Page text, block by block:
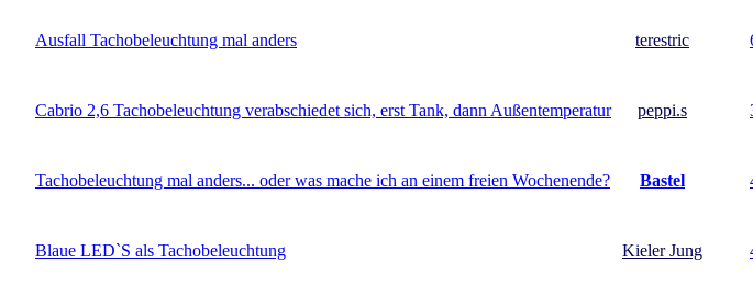
Ausfall Tachobeleuchtung mal anders terestric
Cabrio 2,6 Tachobeleuchtung verabschiedet sich, erst Tank, dann Außentemperatur peppi.s
Tachobeleuchtung mal anders... oder was mache ich an einem freien Wochenende? Bastel
Blaue LED`S als Tachobeleuchtung Kieler Jung